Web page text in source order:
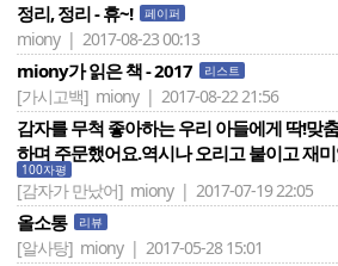
정리, 정리 - 휴~! 페이퍼
miony | 2017-08-23 00:13
miony가 읽은 책 - 2017 리스트
[가시고백] miony | 2017-08-22 21:56
감자를 무척 좋아하는 우리 아들에게 딱!맞
하며 주문했어요.역시나 오리고 붙이고 재
100자평
[감자가 만났어] miony | 2017-07-19 22:05
올소통 리뷰
[알사탕] miony | 2017-05-28 15:01